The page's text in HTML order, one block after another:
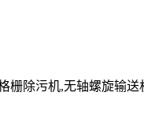
栅除污机,无轴螺旋输